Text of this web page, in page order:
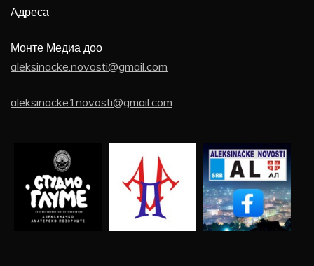
Адреса
Монте Медиа доо
aleksinacke.novosti@gmail.com
aleksinacke1novosti@gmail.com